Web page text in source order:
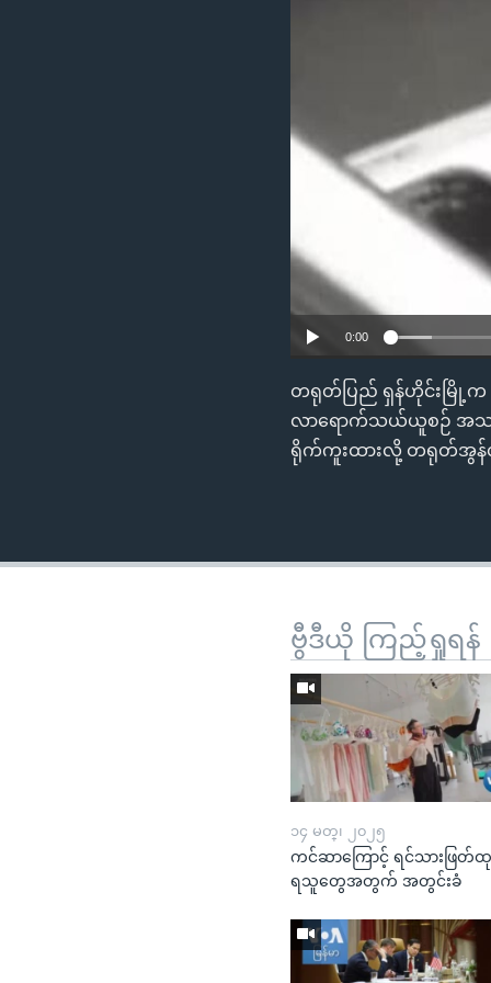
0:00
တရုတ်ပြည် ရှန်ဟိုင်းမြို့က
လာရောက်သယ်ယူစဉ် အသ
ရိုက်ကူးထားလို့ တရုတ်အွန်လို
ဗွီဒီယို ကြည့်ရှုရန်
၁၄ မတ္၊ ၂၀၂၅
ကင်ဆာကြောင့် ရင်သားဖြတ်
ရသူတွေအတွက် အတွင်းခံ